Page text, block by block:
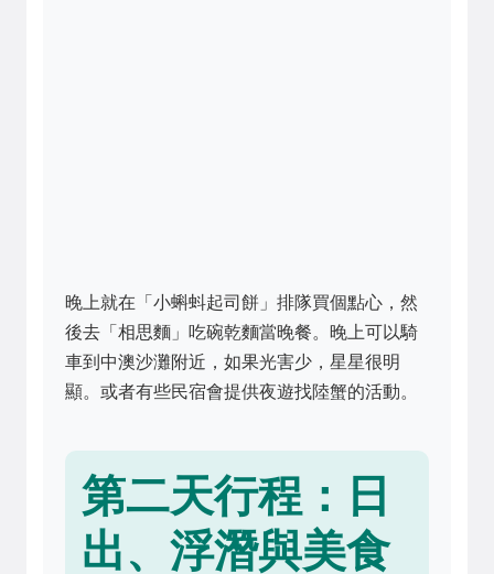
晚上就在「小蝌蚪起司餅」排隊買個點心，然
後去「相思麵」吃碗乾麵當晚餐。晚上可以騎
車到中澳沙灘附近，如果光害少，星星很明
顯。或者有些民宿會提供夜遊找陸蟹的活動。
第二天行程：日
出、浮潛與美食